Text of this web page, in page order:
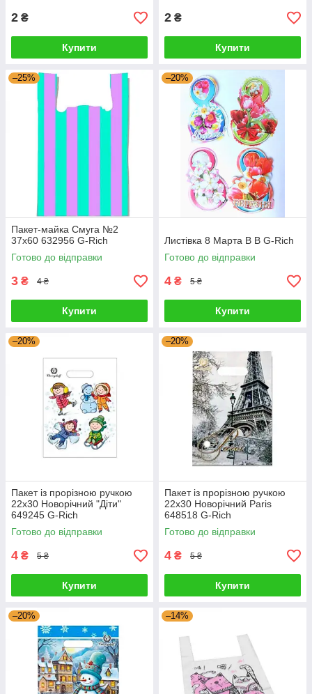
2 ₴
Купити
2 ₴
Купити
–25%
Пакет-майка Смуга №2
37х60 632956 G-Rich
Готово до відправки
3 ₴ 4 ₴
Купити
–20%
Листівка 8 Марта В В G-Rich
Готово до відправки
4 ₴ 5 ₴
Купити
–20%
Пакет із прорізною ручкою
22х30 Новорічний "Діти"
649245 G-Rich
Готово до відправки
4 ₴ 5 ₴
Купити
–20%
Пакет із прорізною ручкою
22х30 Новорічний Paris
648518 G-Rich
Готово до відправки
4 ₴ 5 ₴
Купити
–20% –14%